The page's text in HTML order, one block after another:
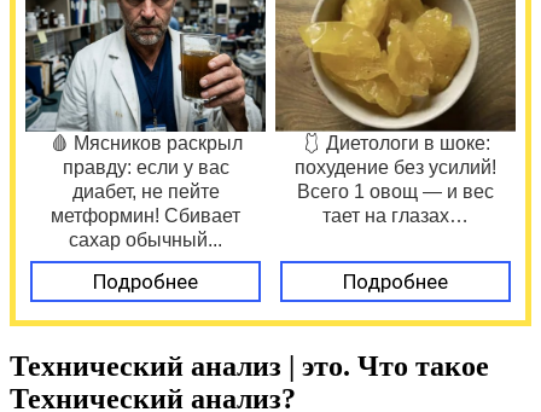
🩸 Мясников раскрыл
правду: если у вас
диабет, не пейте
метформин! Сбивает
сахар обычный...
Подробнее
🩱 Диетологи в шоке:
похудение без усилий!
Всего 1 овощ — и вес
тает на глазах…
Подробнее
Технический анализ | это. Что такое
Технический анализ?